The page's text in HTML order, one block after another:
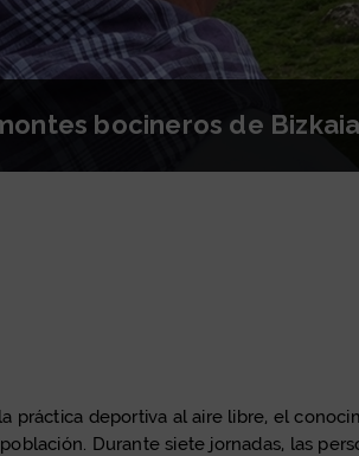
bocineros de Bizkaia
práctica deportiva al aire libre, el
Durante siete jornadas, las